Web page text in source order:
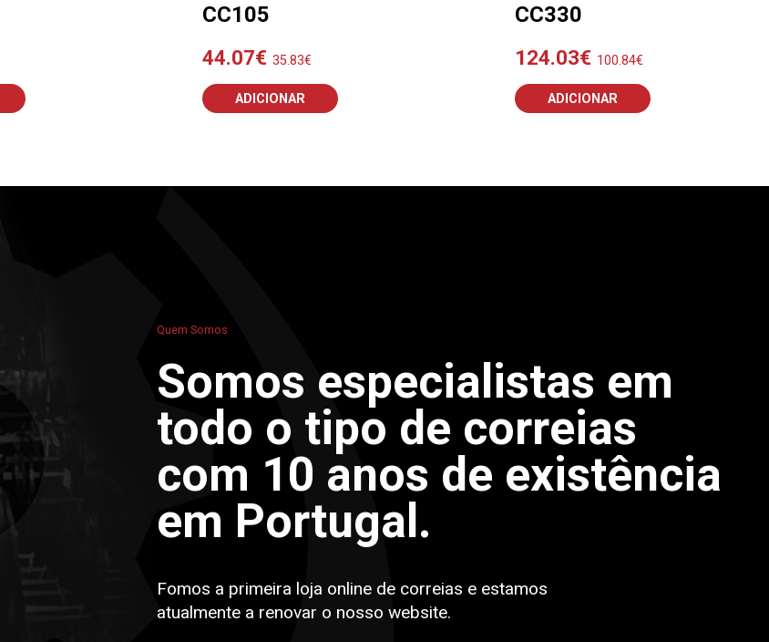
CC105
44.07€ 35.83€
ADICIONAR
CC330
124.03€ 100.84€
ADICIONAR
Quem Somos
Somos especialistas em
todo o tipo de correias
com 10 anos de existência
em Portugal.
Fomos a primeira loja online de correias e estamos
atualmente a renovar o nosso website.